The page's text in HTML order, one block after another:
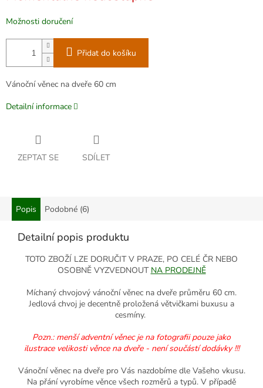
Možnosti doručení
Přidat do košíku
Vánoční věnec na dveře 60 cm
Detailní informace
ZEPTAT SE SDÍLET
Popis Podobné (6)
Detailní popis produktu
TOTO ZBOŽÍ LZE DORUČIT V PRAZE, PO CELÉ ČR NEBO
OSOBNĚ VYZVEDNOUT NA PRODEJNĚ
Míchaný chvojový vánoční věnec na dveře průměru 60 cm.
Jedlová chvoj je decentně proložená větvičkami buxusu a
cesmíny.
Pozn.: menší adventní věnec je na fotografii pouze jako
ilustrace velikosti věnce na dveře - není součástí dodávky !!!
Vánoční věnec na dveře pro Vás nazdobíme dle Vašeho vkusu.
Na přání vyrobíme věnce všech rozměrů a typů. V případě